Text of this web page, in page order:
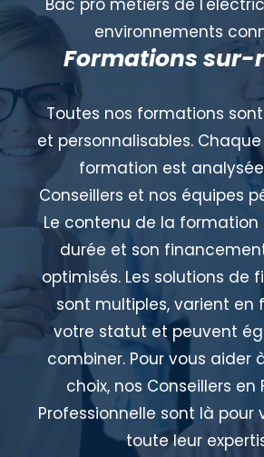
environnements
Formations sur-
Toutes nos formations
et personnalisables.
formation est
Conseillers et nos équipes
Le contenu de la formation
durée et son
optimisés. Les solutions de
sont multiples, varient en
votre statut et peuvent
combiner. Pour vous aider
choix, nos Conseillers en
Professionnelle sont là pour
toute leur